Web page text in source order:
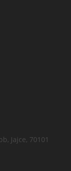
Jajce, 70101